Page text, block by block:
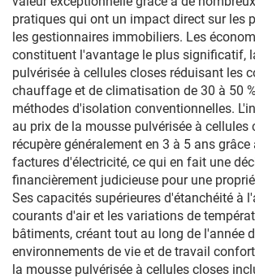
pratiques qui ont un impact direct sur les
les gestionnaires immobiliers. Les
constituent l'avantage le plus significatif,
pulvérisée à cellules closes réduisant les
chauffage et de climatisation de 30 à 50
méthodes d'isolation conventionnelles.
au prix de la mousse pulvérisée à cellules
récupère généralement en 3 à 5 ans
factures d'électricité, ce qui en fait une
financièrement judicieuse pour une
Ses capacités supérieures d'étanchéité à
courants d'air et les variations de
bâtiments, créant tout au long de l'année
environnements de vie et de travail
la mousse pulvérisée à cellules closes